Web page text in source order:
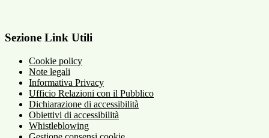
Sezione Link Utili
Cookie policy
Note legali
Informativa Privacy
Ufficio Relazioni con il Pubblico
Dichiarazione di accessibilità
Obiettivi di accessibilità
Whistleblowing